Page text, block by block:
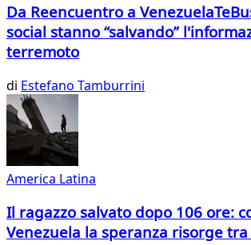
Da Reencuentro a
social stanno “salvando”
terremoto
di Estefano Tamburrini
America Latina
Il ragazzo salvato dopo 106 ore:
Venezuela la speranza risorge